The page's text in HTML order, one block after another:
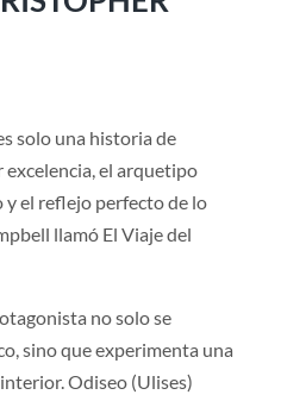
solo una historia de
excelencia, el arquetipo
el reflejo perfecto de lo
llamó El Viaje del
no solo se
sino que experimenta una
Odiseo (Ulises)